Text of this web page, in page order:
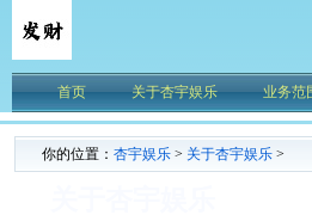
首页 关于杏宇娱乐 业务范
你的位置： 杏宇娱乐 > 关于杏宇娱乐 >